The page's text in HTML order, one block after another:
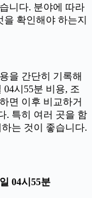
니다. 분야에 따라
확인해야 하는지
을 간단히 기록해
04시55분 비용, 조
면 이후 비교하거
. 특히 여러 곳을 함
는 것이 좋습니다.
04시55분